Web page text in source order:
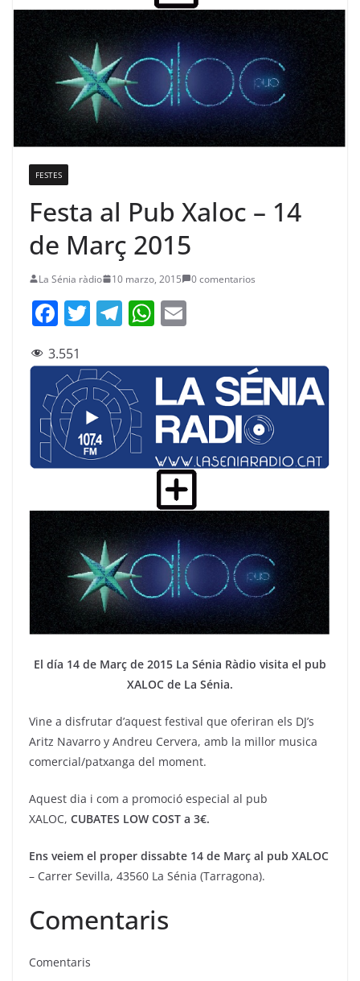
FESTES
Festa al Pub Xaloc – 14
de Març 2015
La Sénia ràdio 10 marzo, 2015 0 comentarios
F
c
e
b
o
o
T
itt
er
T
e
gr
a
m
W
at
s
A
p
p
ai
l
3.551
El día 14 de Març de 2015 La Sénia Ràdio visita el pub
XALOC de La Sénia.
Vine a disfrutar d’aquest festival que oferiran els DJ’s
Aritz Navarro y Andreu Cervera, amb la millor musica
comercial/patxanga del moment.
Aquest dia i com a promoció especial al pub
XALOC, CUBATES LOW COST a 3€.
Ens veiem el proper dissabte 14 de Març al pub XALOC
– Carrer Sevilla, 43560 La Sénia (Tarragona).
Comentaris
Comentaris